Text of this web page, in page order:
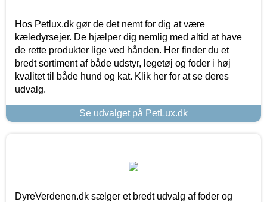
Hos Petlux.dk gør de det nemt for dig at være
kæledyrsejer. De hjælper dig nemlig med altid at have
de rette produkter lige ved hånden. Her finder du et
bredt sortiment af både udstyr, legetøj og foder i høj
kvalitet til både hund og kat. Klik her for at se deres
udvalg.
Se udvalget på PetLux.dk
DyreVerdenen.dk sælger et bredt udvalg af foder og